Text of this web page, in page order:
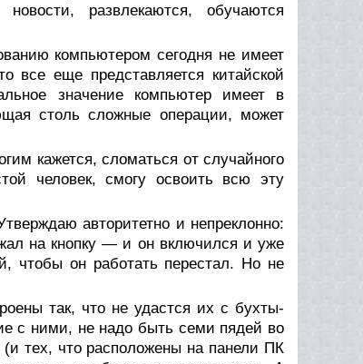
развлекаются, обучаются
компьютером сегодня не имеет
все еще представляется китайской
значение компьютер имеет в
столь сложные операции, может
кажется, сломаться от случайного
человек, смогу освоить всю эту
авторитетно и непреклонно:
на кнопку — и он включился и уже
чтобы он работать перестал. Но не
так, что не удастся их с бухты-
с ними, не надо быть семи пядей во
тех, что расположены на панели ПК